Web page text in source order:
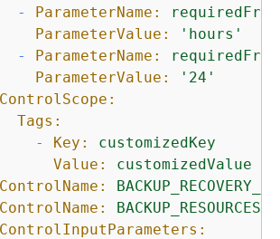
-
ParameterName:
ParameterValue:
'hours'
-
ParameterName:
ParameterValue:
'24'
ControlScope:
Tags:
-
Key:
customizedKey
Value:
customizedValue
ControlName:
ControlName:
ControlInputParameters: